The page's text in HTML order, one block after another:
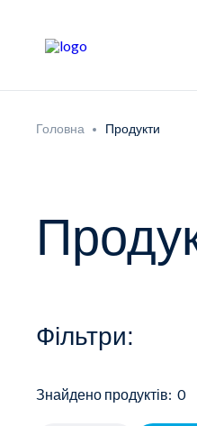
Головна Продукти
Фільтри:
Знайдено продуктів: 0